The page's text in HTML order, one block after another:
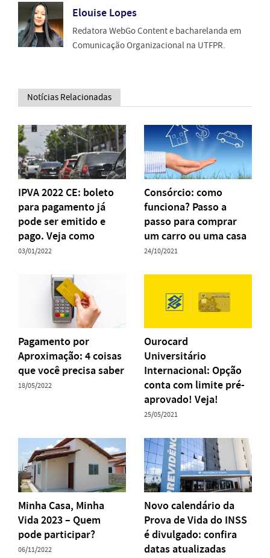
Elouise Lopes
Redatora WebGo Content e bacharelanda em
Comunicação Organizacional na UTFPR.
Notícias Relacionadas
IPVA 2022 CE: boleto
para pagamento já
pode ser emitido e
pago. Veja como
03/01/2022
Consórcio: como
funciona? Passo a
passo para comprar
um carro ou uma casa
24/10/2021
Pagamento por
Aproximação: 4 coisas
que você precisa saber
18/05/2022
Ourocard
Universitário
Internacional: Opção
conta com limite pré-
aprovado! Veja!
25/05/2021
Minha Casa, Minha
Vida 2023 – Quem
pode participar?
06/11/2022
Novo calendário da
Prova de Vida do INSS
é divulgado: confira
datas atualizadas